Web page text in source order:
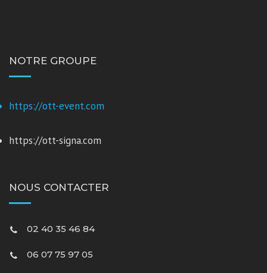
NOTRE GROUPE
https://ott-event.com
https://ott-signa.com
NOUS CONTACTER
02 40 35 46 84
06 07 75 97 05